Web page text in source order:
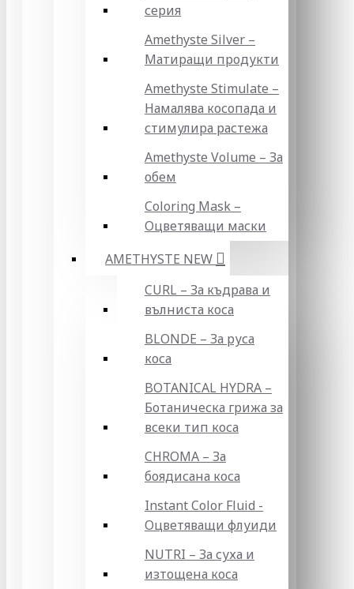
серия
Amethyste Silver –
Матиращи продукти
Amethyste Stimulate –
Намалява косопада и
стимулира растежа
Amethyste Volume – За
обем
Coloring Mask –
Оцветяващи маски
AMETHYSTE NEW
CURL – За къдрава и
вълниста коса
BLONDE – За руса
коса
BOTANICAL HYDRA –
Ботаническа грижа за
всеки тип коса
CHROMA – За
боядисана коса
Instant Color Fluid -
Оцветяващи флуиди
NUTRI – За суха и
изтощена коса